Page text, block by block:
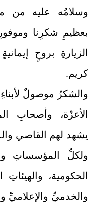
وسلامُه عليه من
بعظيمِ شكرِنا وموفورِ
الزيارةِ بروحٍ
كريم.
والشكرُ موصولٌ
الأعزّة، وأصحابِ
يشهد لهم القاصي
ولكلِّ المؤسساتِ
الحكومية،
والخدميِّ والإعلاميِّ